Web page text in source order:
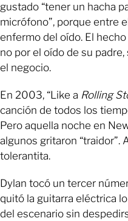
gustado “tener un hacha
micrófono”, porque entre
enfermo del oído. El
no por el oído de su
el negocio.
En 2003, “Like a Rolling
canción de todos los
Pero aquella noche en
algunos gritaron “traidor”.
tolerantita.
Dylan tocó un tercer
quitó la guitarra eléctrica
del escenario sin